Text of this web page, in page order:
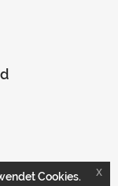
Cookies. x